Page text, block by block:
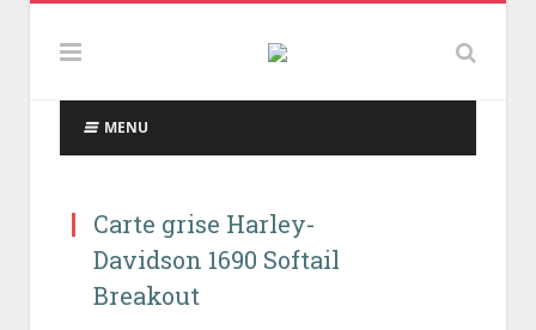
MENU
Carte grise Harley-
Davidson 1690 Softail
Breakout